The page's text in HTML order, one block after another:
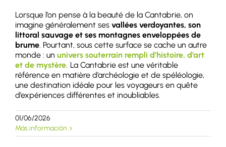
Lorsque l’on pense à la beauté de la Cantabrie, on
imagine généralement ses vallées verdoyantes, son
littoral sauvage et ses montagnes enveloppées de
brume. Pourtant, sous cette surface se cache un autre
monde : un univers souterrain rempli d’histoire, d’art
et de mystère. La Cantabrie est une véritable
référence en matière d’archéologie et de spéléologie,
une destination idéale pour les voyageurs en quête
d’expériences différentes et inoubliables.
01/06/2026
Más información